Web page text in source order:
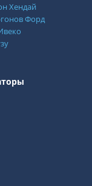
Хендай
Форд